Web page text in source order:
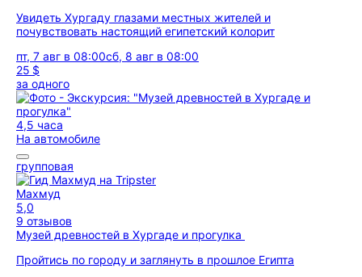
Увидеть Хургаду глазами местных жителей и
почувствовать настоящий египетский колорит
пт, 7 авг в 08:00сб, 8 авг в 08:00
25 $
за одного
4,5 часа
На автомобиле
групповая
Махмуд
5,0
9 отзывов
Музей древностей в Хургаде и прогулка
Пройтись по городу и заглянуть в прошлое Египта